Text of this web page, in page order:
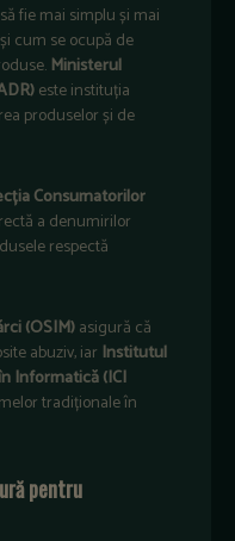
fie mai simplu și mai
cum se ocupă de
Ministerul
este instituția
produselor și de
Consumatorilor
a denumirilor
respectă
(OSIM)asigură că
abuziv, iar Institutul
Informatică (ICI
tradiționale în
pentru